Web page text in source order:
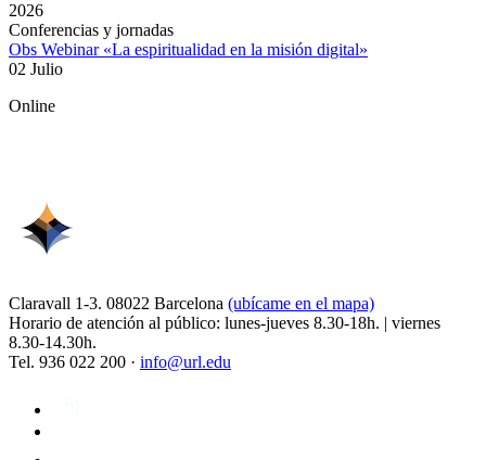
2026
Conferencias y jornadas
Obs Webinar «La espiritualidad en la misión digital»
02 Julio
Online
Claravall 1-3. 08022 Barcelona (ubícame en el mapa)
Horario de atención al público: lunes-jueves 8.30-18h. | viernes
8.30-14.30h.
Tel. 936 022 200 · info@url.edu